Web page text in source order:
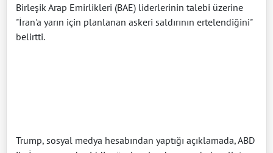
Birleşik Arap Emirlikleri (BAE) liderlerinin talebi üzerine
"İran'a yarın için planlanan askeri saldırının ertelendiğini"
belirtti.
Trump, sosyal medya hesabından yaptığı açıklamada, ABD